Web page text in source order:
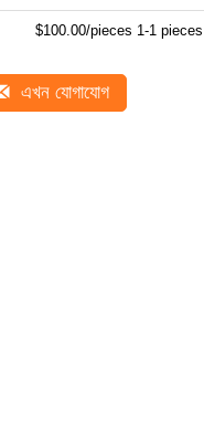
$100.00/pieces 1-1 pieces
এখন যোগাযোগ